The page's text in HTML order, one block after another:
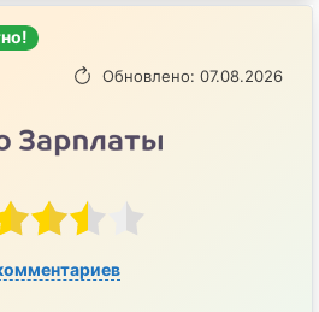
Обновлено: 07.08.2026